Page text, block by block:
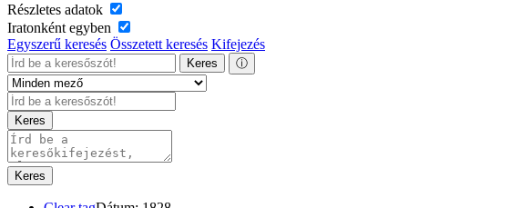
Részletes adatok
Iratonként egyben
Egyszerű keresés Összetett keresés Kifejezés
Keres ⓘ
Keres
Keres